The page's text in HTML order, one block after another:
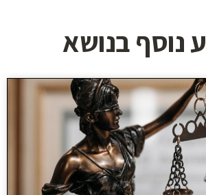
נוסף בנושא